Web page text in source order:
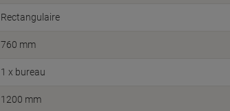
Rectangulaire
760 mm
1 x bureau
1200 mm